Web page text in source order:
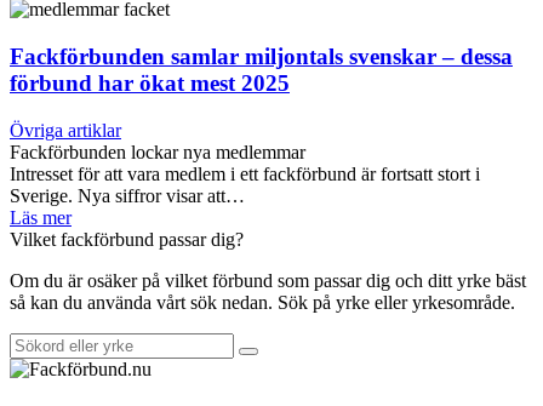
Fackförbunden samlar miljontals svenskar – dessa
förbund har ökat mest 2025
Övriga artiklar
Fackförbunden lockar nya medlemmar
Intresset för att vara medlem i ett fackförbund är fortsatt stort i
Sverige. Nya siffror visar att…
Läs mer
Vilket fackförbund passar dig?
Om du är osäker på vilket förbund som passar dig och ditt yrke bäst
så kan du använda vårt sök nedan. Sök på yrke eller yrkesområde.